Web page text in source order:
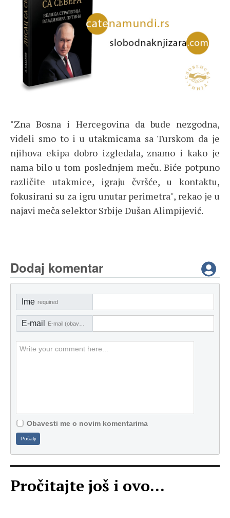
"Zna Bosna i Hercegovina da bude nezgodna,
videli smo to i u utakmicama sa Turskom da je
njihova ekipa dobro izgledala, znamo i kako je
nama bilo u tom poslednjem meču. Biće potpuno
različite utakmice, igraju čvršće, u kontaktu,
fokusirani su za igru unutar perimetra", rekao je u
najavi meča selektor Srbije Dušan Alimpijević.
Dodaj komentar
Ime required
E-mail
Obavesti me o novim komentarima
Pošalji
Pročitajte još i ovo...